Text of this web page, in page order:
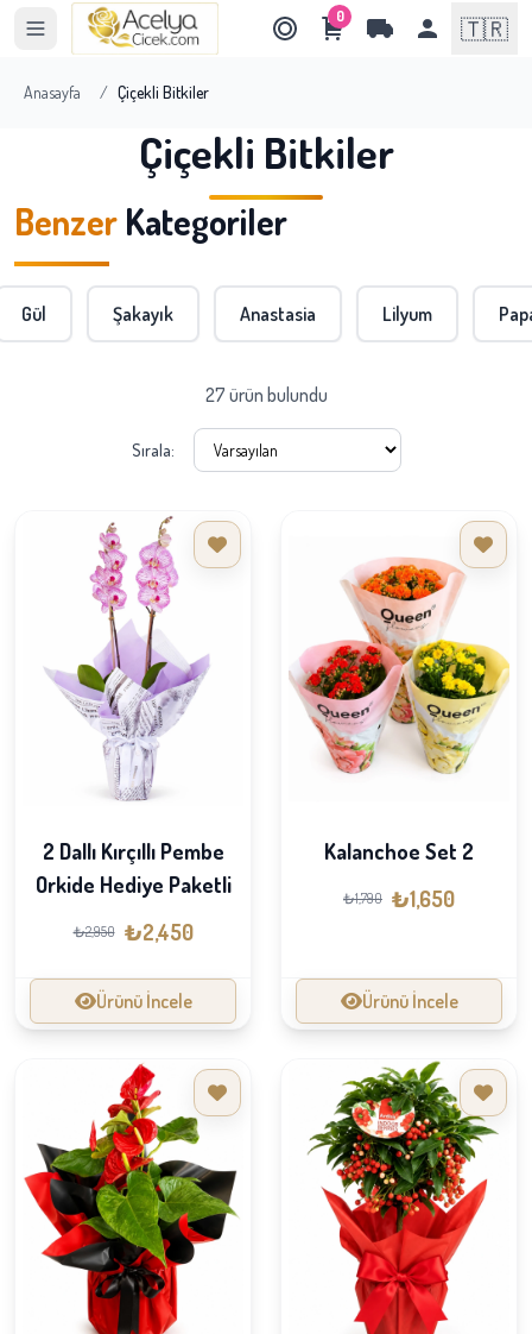
0 🇹🇷
Anasayfa / Çiçekli Bitkiler
Çiçekli Bitkiler
Benzer Kategoriler
Gül Şakayık Anastasia Lilyum
27 ürün bulundu
Sırala:
2 Dallı Kırçıllı Pembe
Orkide Hediye Paketli
₺2,950 ₺2,450
Ürünü İncele
Kalanchoe Set 2
₺1,790 ₺1,650
Ürünü İncele